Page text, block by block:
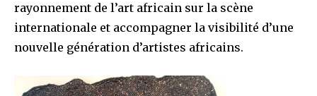
rayonnement de l’art africain sur la scène
internationale et accompagner la visibilité d’une
nouvelle génération d’artistes africains.